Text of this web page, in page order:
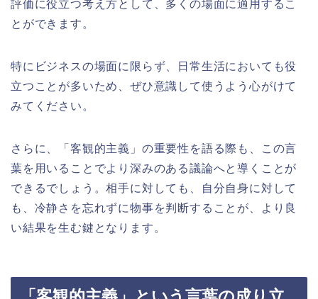
評価に役立つ考え方として、多くの場面に適用するこ
とができます。
特にビジネスの場面に限らず、日常生活においても役
立つことが多いため、ぜひ意識して使うよう心がけて
みてください。
さらに、「客観的主義」の重要性を語る際も、この言
葉を用いることでより深みのある議論へと導くことが
できるでしょう。相手に対しても、自分自身に対して
も、冷静さを忘れずに物事を判断することが、より良
い結果を生む鍵となります。